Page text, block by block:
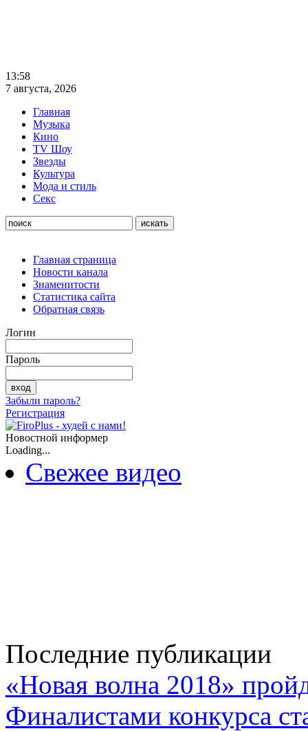
13:58
7 августа, 2026
Главная
Музыка
Кино
TV Шоу
Звезды
Культура
Мода и стиль
Секс
Главная страница
Новости канала
Знаменитости
Статистика сайта
Обратная связь
Логин
Пароль
Забыли пароль?
Регистрация
Новостной информер
Loading...
Свежее видео
Последние публикации
«Новая волна 2018»
Финалистами конкурса